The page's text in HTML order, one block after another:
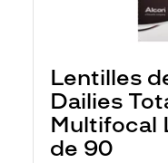
Lentilles
Dailies
Multifocal
de 90